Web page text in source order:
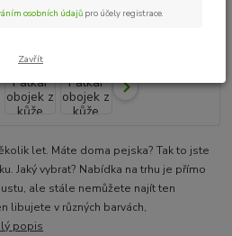
let. Máte doma pejska? Tak to jste
Jaký vybrat? Nabídka na trhu je přímo
ale stále nemůžete najít ten
libujete v různých barvách,
popis
osobních údajů pro účely registrace.
Zavřít